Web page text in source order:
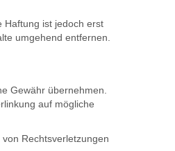
Haftung ist jedoch erst
umgehend entfernen.
Gewähr übernehmen.
auf mögliche
Rechtsverletzungen